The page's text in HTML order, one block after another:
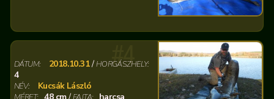
#4
DÁTUM: 2018.10.31/HORGÁSZHELY:
4
NÉV: Kucsák László
MÉRET: FAJTA: